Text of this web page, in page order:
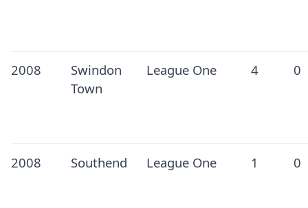
2008
Swindon
Town
League One 4 0
2008 Southend League One 1 0